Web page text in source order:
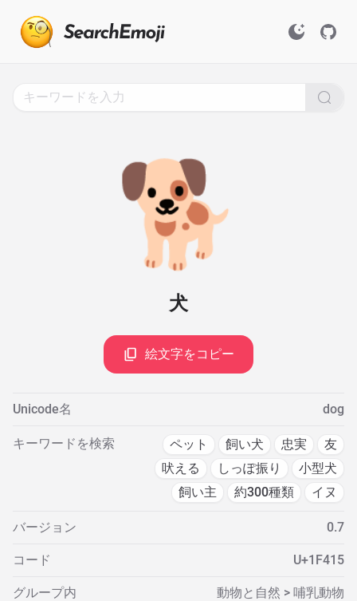
🐕
犬
絵文字をコピー
Unicode名 dog
キーワードを検索 ペット 飼い犬 忠実
友
吠える
しっぽ振り
小型犬
飼い主
約300種類 イヌ
バージョン 0.7
コード U+1F415
グループ内 動物と自然 > 哺乳動物